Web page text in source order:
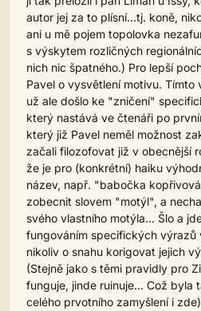
autor jej za to plísní...tj. koně,
ani u mě pojem topolovka
s výskytem rozličných
nich nic špatného.) Pro lepší
Pavel o vysvětlení motivu. Tímto
už ale došlo ke "zničení"
který nastává ve čtenáři po
který již Pavel neměl možnost
začali filozofovat již v obecnější
že je pro (konkrétní) haiku
název, např. "babočka
zobecnit slovem "motýl", a
svého vlastního motýla... Šlo a
fungováním specifických výrazů
nikoliv o snahu korigovat jejich
(Stejně jako s těmi pravidly pro
funguje, jinde ruinuje... Což byla
celého prvotního zamyšlení i